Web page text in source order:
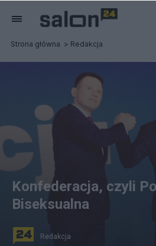
Strona główna Redakcja
Konfederacja, czyli
Biseksualna
Redakcja